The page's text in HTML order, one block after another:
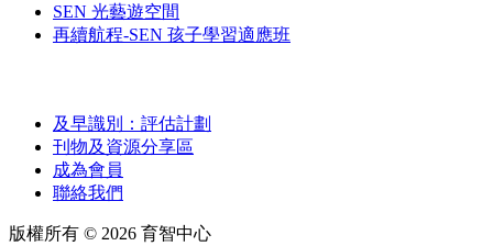
SEN 光藝遊空間
再續航程-SEN 孩子學習適應班
及早識別：評估計劃
刊物及資源分享區
成為會員
聯絡我們
版權所有 © 2026 育智中心